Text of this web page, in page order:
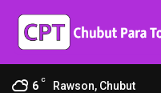
6 C Rawson, Chubut